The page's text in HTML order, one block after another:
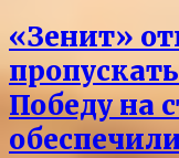
«Зенит»
Победу на